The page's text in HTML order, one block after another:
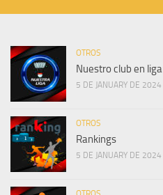
OTROS
Nuestro club en liga
5 DE JANUARY DE 2024
OTROS
Rankings
5 DE JANUARY DE 2024